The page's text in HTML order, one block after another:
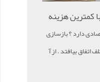
کمترین هزینه
دارد ؟ بازسازی
اتفاق بیافتد . از آ